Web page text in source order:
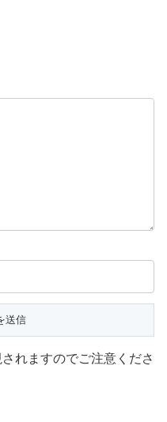
れますのでご注意くださ